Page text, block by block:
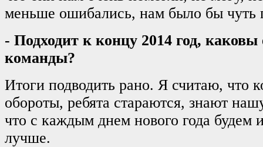
меньше ошибались, нам было бы чуть
- Подходит к концу 2014 год, каковы
команды?
Итоги подводить рано. Я считаю, что
обороты, ребята стараются, знают
что с каждым днем нового года будем
лучше.